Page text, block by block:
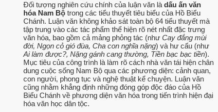
Đối tượng nghiên cứu chính của luận văn làdấu ấn văn
hóa Nam Bộ trong các tiểu thuyết tiêu biểu của Hồ Biểu
Chánh. Luận văn không khảo sát toàn bộ 64 tiểu thuyết mà
tập trung vào các tác phẩm thể hiện rõ nét nhất đặc trưng
văn hóa, bao gồm cả mảng phỏng tác (như Cay đắng mùi
đời, Ngọn cỏ gió đùa, Cha con nghĩa nặng) và hư cấu (như
Ai làm được?, Nặng gánh cang thường, Tiền bạc bạc tiền).
Mục tiêu của công trình là làm rõ cách nhà văn tái hiện chân
dung cuộc sống Nam Bộ qua các phương diện: cảnh quan,
con người, phong tục và nghệ thuật kể chuyện. Luận văn
cũng nhằm khẳng định những đóng góp độc đáo của Hồ
Biểu Chánh về phương diện văn hóa trong tiến trình hiện đại
hóa văn học dân tộc.